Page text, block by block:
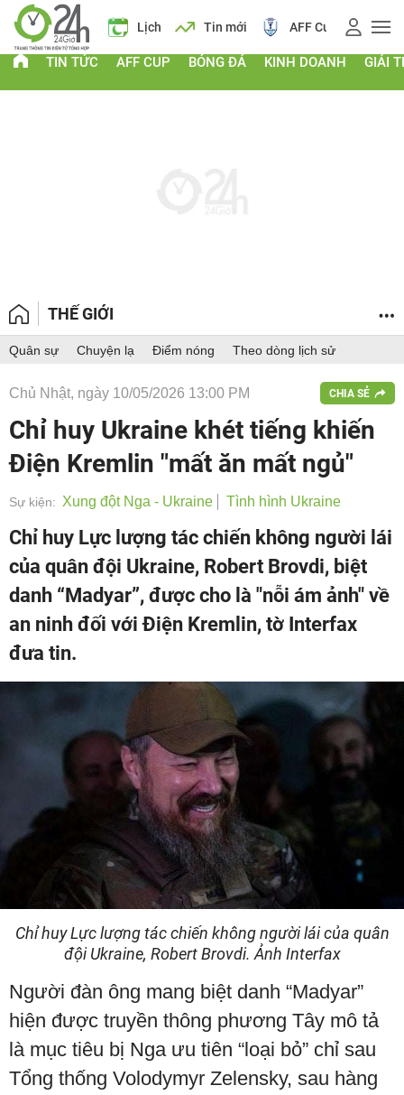
Giá vàng Lịch Tin mới AFF Cup Giá
TIN TỨC AFF CUP BÓNG ĐÁ KINH DOANH GIẢI
THẾ GIỚI
Quân sự Chuyện lạ Điểm nóng Theo dòng lịch sử
Chủ Nhật, ngày 10/05/2026 13:00 PM CHIA SẺ
Chỉ huy Ukraine khét tiếng khiến
Điện Kremlin "mất ăn mất ngủ"
Sự kiện: Xung đột Nga - Ukraine Tình hình Ukraine
Chỉ huy Lực lượng tác chiến không người lái
của quân đội Ukraine, Robert Brovdi, biệt
danh “Madyar”, được cho là "nỗi ám ảnh" về
an ninh đối với Điện Kremlin, tờ Interfax
đưa tin.
Chỉ huy Lực lượng tác chiến không người lái của quân
đội Ukraine, Robert Brovdi. Ảnh Interfax
Người đàn ông mang biệt danh “Madyar”
hiện được truyền thông phương Tây mô tả
là mục tiêu bị Nga ưu tiên “loại bỏ” chỉ sau
Tổng thống Volodymyr Zelensky, sau hàng